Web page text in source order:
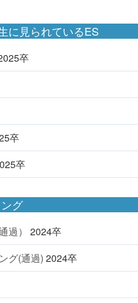
に見られているES
卒
卒
卒
グ
）
2024卒
グ(通過) 2024卒